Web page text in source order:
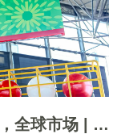
世界水果，中国市场；中国水果，全球市场 | 2026中国国际水果展全面启动